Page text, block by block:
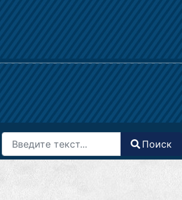
Поиск
Type 2 or more characters for results.
Поиск